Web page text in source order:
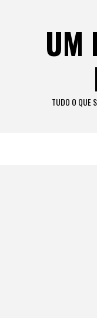
UM
TUDO O QUE